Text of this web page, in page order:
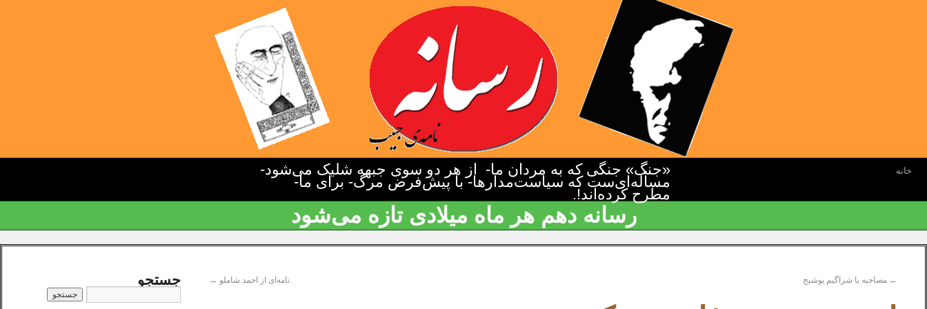
خانه «جنگ» جنگی که به مردان ما- از هر دو سوی جبهه شلیک می‌شود-
مسأله‌ای‌ست که سیاست‌مدارها- با پیش‌فرض مرگ- برای ما-
مطرح کرده‌اند!.
رسانه دهم هر ماه میلادی تازه می‌شود
← مصاحبه با شراگیم یوشیج نامه‌ای از احمد شاملو → جستجو